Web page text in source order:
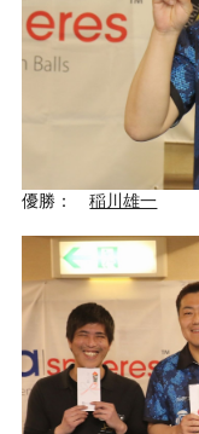
優勝：稲川雄一